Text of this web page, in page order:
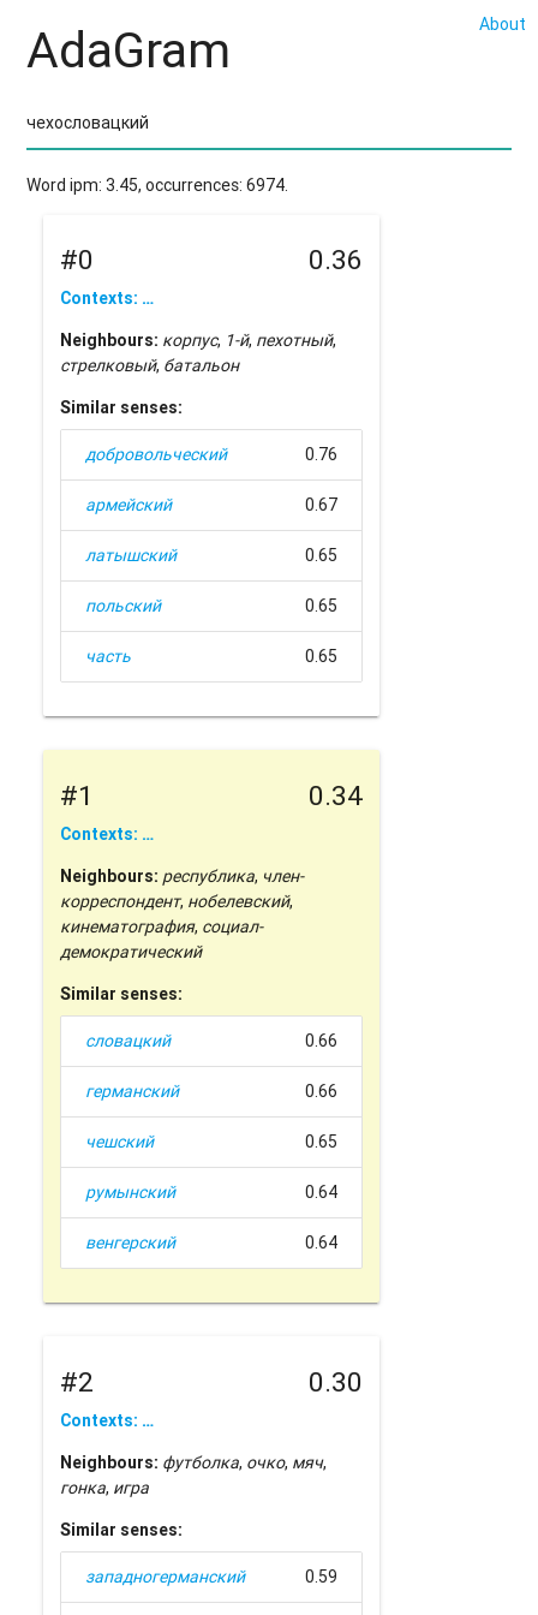
About
AdaGram
Word ipm: 3.45, occurrences: 6974.
#0 0.36
Contexts: …
Neighbours: корпус, 1-й, пехотный,
стрелковый, батальон
Similar senses:
добровольческий 0.76
армейский 0.67
латышский 0.65
польский 0.65
часть 0.65
#1 0.34
Contexts: …
Neighbours: республика, член-
корреспондент, нобелевский,
кинематография, социал-
демократический
Similar senses:
словацкий 0.66
германский 0.66
чешский 0.65
румынский 0.64
венгерский 0.64
#2 0.30
Contexts: …
Neighbours: футболка, очко, мяч,
гонка, игра
Similar senses:
западногерманский 0.59